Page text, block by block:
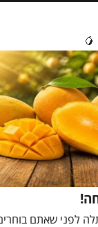
🥭
לפני שאתם